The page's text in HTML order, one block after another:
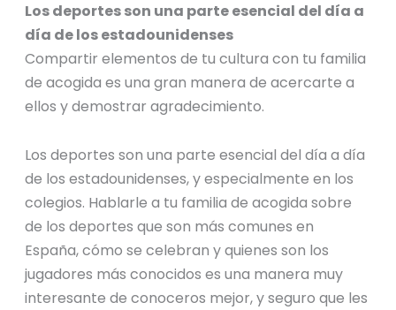
Los deportes son una parte esencial del día a
día de los estadounidenses
Compartir elementos de tu cultura con tu familia
de acogida es una gran manera de acercarte a
ellos y demostrar agradecimiento.
Los deportes son una parte esencial del día a día
de los estadounidenses, y especialmente en los
colegios. Hablarle a tu familia de acogida sobre
de los deportes que son más comunes en
España, cómo se celebran y quienes son los
jugadores más conocidos es una manera muy
interesante de conoceros mejor, y seguro que les